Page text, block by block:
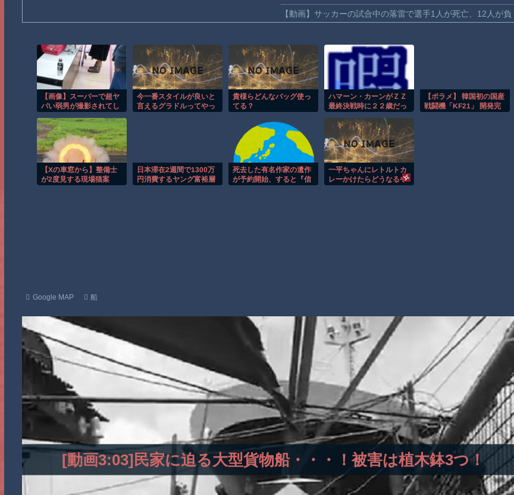
【動画】サッカーの試合中の落雷で選手1人が死亡、12人が負
まだ墓石があるだけマシと見るべきか。今はもう合葬墓ばかり
【動画】新型のさすまた、限界突破ｗｗｗｗｗｗ
【謎】広島県が頑なに「はだしのゲンコラボ喫茶」をやらない
理由
ヒロインが死ぬアニメって四月は君の嘘くらいしかないような
Powered by livedoor 相互RSS
【画像】スーパーで超ヤ
バい弱男が撮影されてし
今一番スタイルが良いと
言えるグラドルってやっ
貴様らどんなバッグ使っ
てる？
ハマーン・カーンがＺＺ
最終決戦時に２２歳だっ
あ、Ｚ時代の彼女って、
アレで下手したら１０代
後半だったのか？
【ポラメ】 韓国初の国産
戦闘機「KF21」 開発完
【Xの車窓から】整備士
が2度見する現場猫案
日本滞在2週間で1300万
円消費するヤング富裕層
死去した有名作家の遺作
が予約開始、すると『信
一平ちゃんにレトルトカ
レーかけたらどうなるや
Google MAP 船
[動画3:03]民家に迫る大型貨物船・・・！被害は植木鉢3つ！